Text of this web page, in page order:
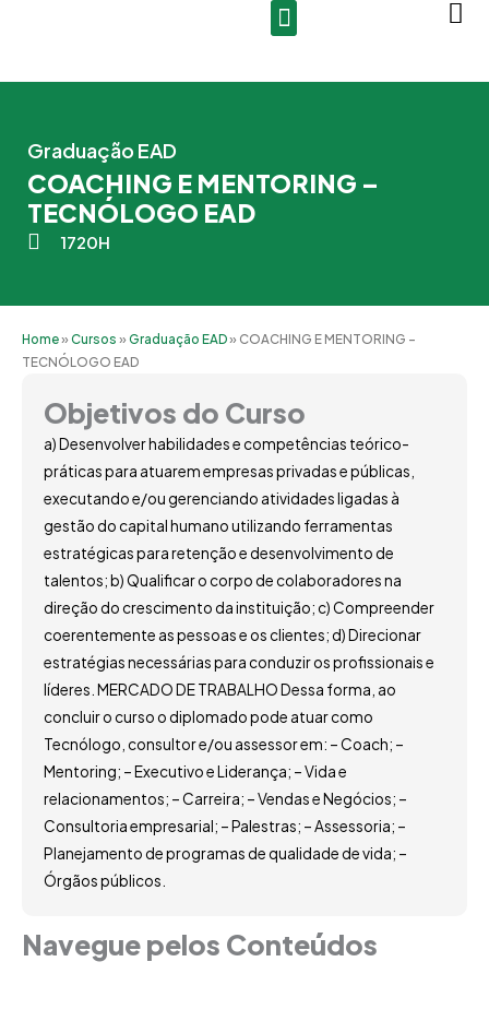
Graduação EAD
COACHING E MENTORING –
TECNÓLOGO EAD
1720H
Home»Cursos »Graduação EAD» COACHING E MENTORING –
TECNÓLOGO EAD
Objetivos do Curso
a) Desenvolver habilidades e competências teórico-
práticas para atuarem empresas privadas e públicas,
executando e/ou gerenciando atividades ligadas à
gestão do capital humano utilizando ferramentas
estratégicas para retenção e desenvolvimento de
talentos; b) Qualificar o corpo de colaboradores na
direção do crescimento da instituição; c) Compreender
coerentemente as pessoas e os clientes; d) Direcionar
estratégias necessárias para conduzir os profissionais e
líderes. MERCADO DE TRABALHO Dessa forma, ao
concluir o curso o diplomado pode atuar como
Tecnólogo, consultor e/ou assessor em: – Coach; –
Mentoring; – Executivo e Liderança; – Vida e
relacionamentos; – Carreira; – Vendas e Negócios; –
Consultoria empresarial; – Palestras; – Assessoria; –
Planejamento de programas de qualidade de vida; –
Órgãos públicos.
Navegue pelos Conteúdos